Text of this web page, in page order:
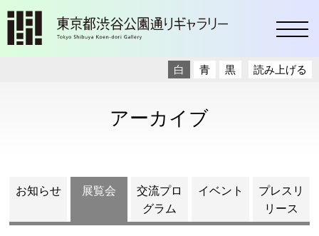
読み上げる
白 青 黒
アーカイブ
お知らせ 展覧会
交流プロ
グラム
イベント
プレスリ
リース